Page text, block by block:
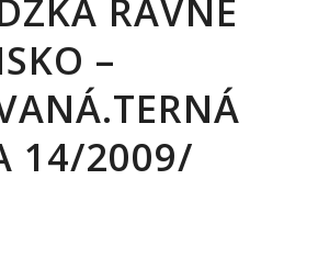
RAVNE
–
14/2009/